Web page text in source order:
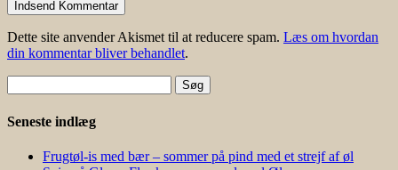
Dette site anvender Akismet til at reducere spam. Læs om hvordan
din kommentar bliver behandlet.
efter:
Seneste indlæg
Frugtøl-is med bær – sommer på pind med et strejf af øl